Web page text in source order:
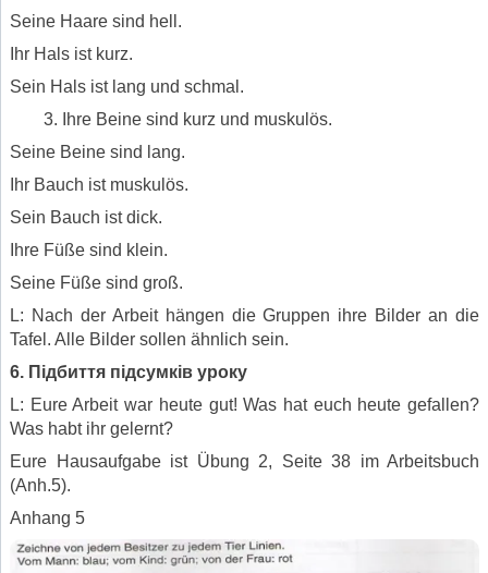
Seine Haare sind hell.
Ihr Hals ist kurz.
Sein Hals ist lang und schmal.
Ihre Beine sind kurz und muskulös.
Seine Beine sind lang.
Ihr Bauch ist muskulös.
Sein Bauch ist dick.
Ihre Füße sind klein.
Seine Füße sind groß.
L: Nach der Arbeit hängen die Gruppen ihre Bilder an die
Tafel. Alle Bilder sollen ähnlich sein.
6. Підбиття підсумків уроку
L: Eure Arbeit war heute gut! Was hat euch heute gefallen?
Was habt ihr gelernt?
Eure Hausaufgabe ist Übung 2, Seite 38 im Arbeitsbuch
(Anh.5).
Anhang 5